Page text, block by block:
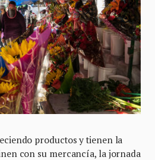
productos y tienen la
con su mercancía, la jornada